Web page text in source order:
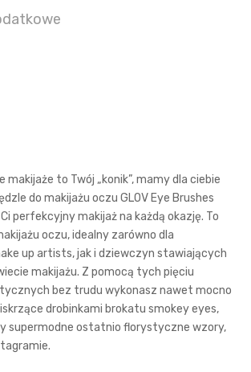
to Twój „konik”, mamy dla ciebie
do makijażu oczu GLOV Eye Brushes
perfekcyjny makijaż na każdą okazję. To
oczu, idealny zarówno dla
up artists, jak i dziewczyn stawiających
makijażu. Z pomocą tych pięciu
bez trudu wykonasz nawet mocno
drobinkami brokatu smokey eyes,
supermodne ostatnio florystyczne wzory,